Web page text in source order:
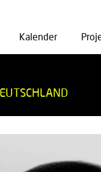
Kalender